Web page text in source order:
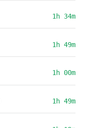
1h 34m
1h 49m
1h 00m
1h 49m